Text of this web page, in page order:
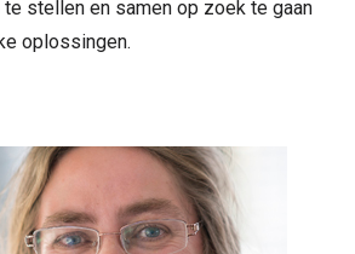
stellen en samen op zoek te gaan
oplossingen.